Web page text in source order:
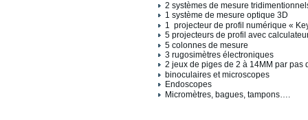
2 systèmes de mesure
1 système de mesure optique 3D
1 projecteur de profil numérique «
5 projecteurs de profil avec
5 colonnes de mesure
3 rugosimètres électroniques
2 jeux de piges de 2 à 14MM par pas
binoculaires et microscopes
Endoscopes
Micromètres, bagues, tampons….